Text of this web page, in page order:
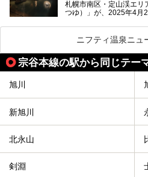
地体験し、カルルス温泉
をはじめ、日帰り入浴可
札幌市南区・定山渓エリ
つゆ）」が、2025年4月
この施設は、温泉・サウ
LOUNGE DAYOF」・
スクラメーションホテ
空間。
今回は、そんな「休日ビ
ニフティ温泉ニュ
宗谷本線の駅から同じテー
旭川
新旭川
北永山
剣淵